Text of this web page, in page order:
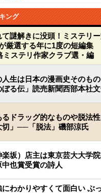
ング
謎解きに没頭！ミステリ
が厳選する年に1度の短編集
ミステリ作家クラブ選・編
生は日本の漫画史そのも
る伝」読売新聞西部本社
るドラッグ的なものや脱法
切」──「脱法」磯部涼氏
楽坂）店主は東京芸大大学
中也賞受賞の詩人
にわかりやすくて面白い ぶ